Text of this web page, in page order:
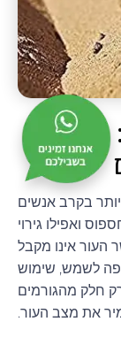
בקרב אנשים
ואפילו גירוי
העור אינו מקבל
לשמש, שימוש
חלק מהגורמים
את מצב העור.